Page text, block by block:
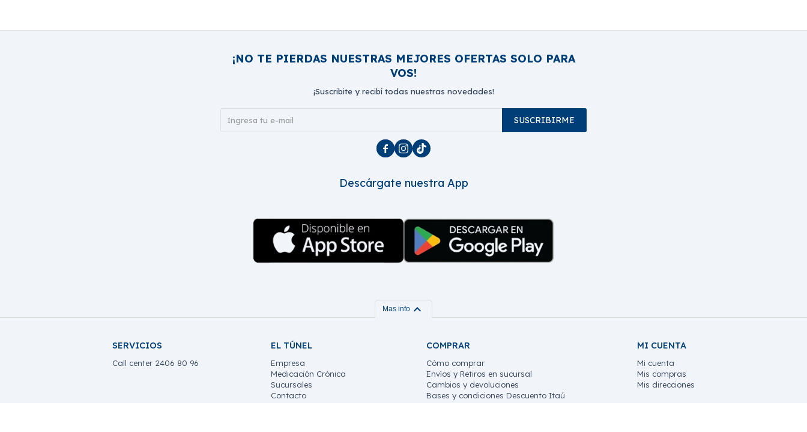
¡NO TE PIERDAS NUESTRAS MEJORES OFERTAS SOLO PARA
VOS!
¡Suscribite y recibí todas nuestras novedades!
SUSCRIBIRME
  
Descárgate nuestra App
Mas info expand_more
SERVICIOS
Call center 2406 80 96
EL TÚNEL
Empresa
Medicación Crónica
Sucursales
Contacto
COMPRAR
Cómo comprar
Envíos y Retiros en sucursal
Cambios y devoluciones
Bases y condiciones Descuento Itaú
MI CUENTA
Mi cuenta
Mis compras
Mis direcciones